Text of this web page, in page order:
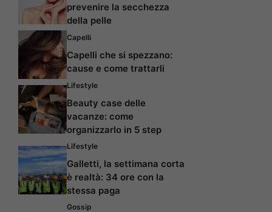
prevenire la secchezza
della pelle
Capelli
Capelli che si spezzano:
cause e come trattarli
Lifestyle
Beauty case delle
vacanze: come
organizzarlo in 5 step
Lifestyle
Galletti, la settimana corta
è realtà: 34 ore con la
stessa paga
Gossip